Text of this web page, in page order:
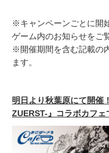
※キャンペーンごとに開
ゲーム内のお知らせをご
※開催期間を含む記載の
ます。
明日より秋葉原にて開催
ZUERST-』コラボカフェ